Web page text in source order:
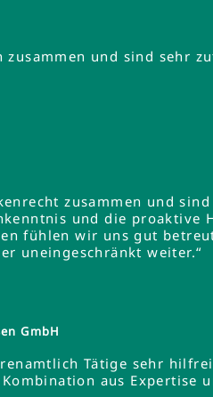
zusammen und sind sehr
zusammen und
und die proaktive
fühlen wir uns gut
uneingeschränkt weiter.“
GmbH
Tätige sehr
aus Expertise